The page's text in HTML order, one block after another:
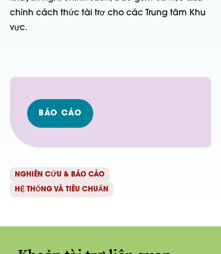
chỉnh cách thức tài trợ cho các Trung tâm Khu
vực.
BÁO CÁO
NGHIÊN CỨU & BÁO CÁO
HỆ THỐNG VÀ TIÊU CHUẨN